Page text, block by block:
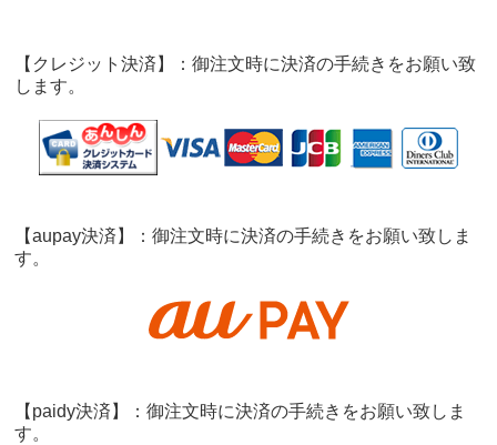
【クレジット決済】：御注文時に決済の手続きをお願い致
します。
【aupay決済】：御注文時に決済の手続きをお願い致しま
す。
【paidy決済】：御注文時に決済の手続きをお願い致しま
す。